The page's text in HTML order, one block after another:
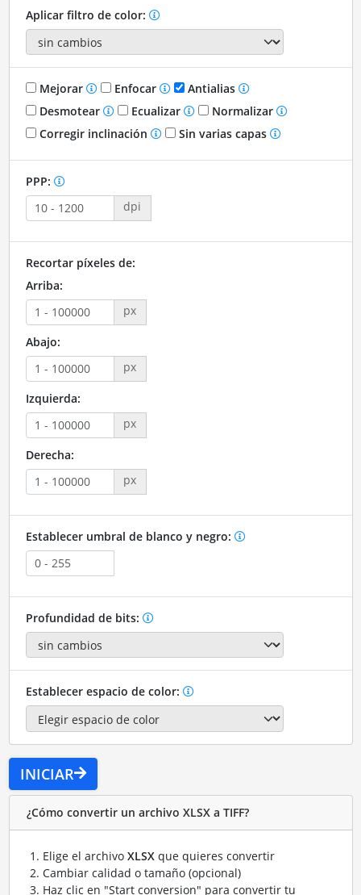
Aplicar filtro de color:
Mejorar Enfocar
Antialias
Desmotear
Ecualizar
Normalizar
Corregir inclinación
Sin varias capas
PPP:
dpi
Recortar píxeles de:
Arriba:
px
Abajo:
px
Izquierda:
px
Derecha:
px
Establecer umbral de blanco y negro:
Profundidad de bits:
Establecer espacio de color:
INICIAR
¿Cómo convertir un archivo XLSX a TIFF?
Elige el archivo XLSXque quieres convertir
Cambiar calidad o tamaño (opcional)
Haz clic en "Start conversion" para convertir tu